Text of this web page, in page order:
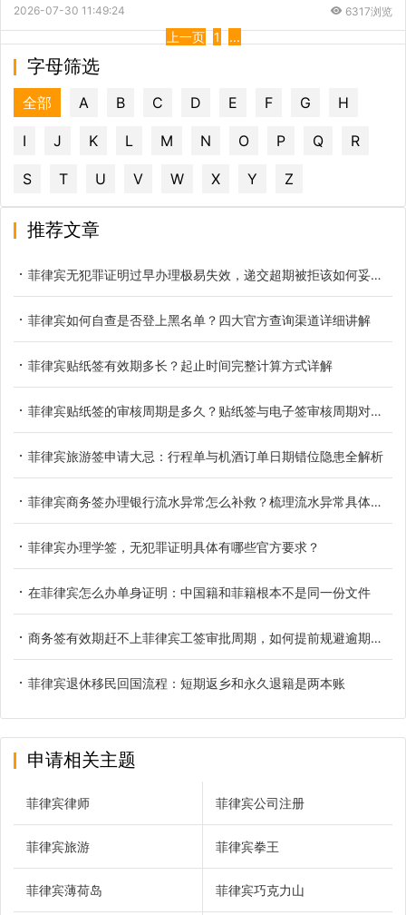
2026-07-30 11:49:24 6317浏览
上一页 1 ...
字母筛选
全部 A B C D E F G H
I J K L M N O P Q R
S T U V W X Y Z
推荐文章
菲律宾无犯罪证明过早办理极易失效，递交超期被拒该如何妥善应对
菲律宾如何自查是否登上黑名单？四大官方查询渠道详细讲解
菲律宾贴纸签有效期多长？起止时间完整计算方式详解
菲律宾贴纸签的审核周期是多久？贴纸签与电子签审核周期对比参考
菲律宾旅游签申请大忌：行程单与机酒订单日期错位隐患全解析
菲律宾商务签办理银行流水异常怎么补救？梳理流水异常具体类型
菲律宾办理学签，无犯罪证明具体有哪些官方要求？
在菲律宾怎么办单身证明：中国籍和菲籍根本不是同一份文件
商务签有效期赶不上菲律宾工签审批周期，如何提前规避逾期滞留
菲律宾退休移民回国流程：短期返乡和永久退籍是两本账
申请相关主题
菲律宾律师 菲律宾公司注册
菲律宾旅游 菲律宾拳王
菲律宾薄荷岛 菲律宾巧克力山